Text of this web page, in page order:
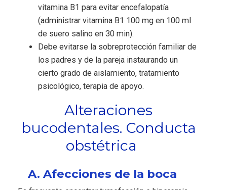
vitamina B1 para evitar encefalopatía
(administrar vitamina B1 100 mg en 100 ml
de suero salino en 30 min).
Debe evitarse la sobreprotección familiar de
los padres y de la pareja instaurando un
cierto grado de aislamiento, tratamiento
psicológico, terapia de apoyo.
Alteraciones
bucodentales. Conducta
obstétrica
A. Afecciones de la boca